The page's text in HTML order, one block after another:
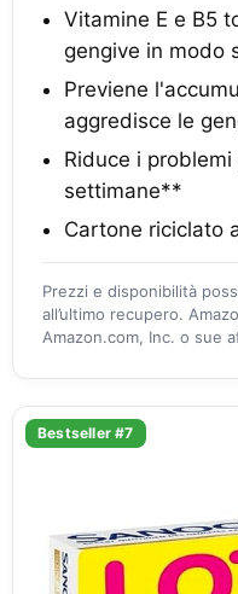
Vitamine E e B5
gengive in modo
Previene
aggredisce le
Riduce i
settimane**
Cartone riciclato
Prezzi e disponibilità
all’ultimo recupero.
Amazon.com, Inc. o sue
Bestseller #7